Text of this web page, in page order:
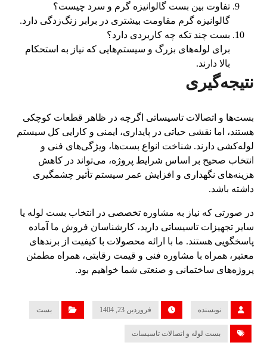
تفاوت بین بست گالوانیزه گرم و سرد چیست؟
گالوانیزه گرم مقاومت بیشتری در برابر زنگ‌زدگی دارد.
بست چند تکه چه کاربردی دارد؟
برای لوله‌های بزرگ و سیستم‌هایی که نیاز به استحکام
بالا دارند.
نتیجه‌گیری
بست‌ها و اتصالات تاسیساتی اگرچه در ظاهر قطعات کوچکی
هستند، اما نقشی حیاتی در پایداری، ایمنی و کارایی کل سیستم
لوله‌کشی دارند. شناخت انواع بست‌ها، ویژگی‌های فنی و
انتخاب صحیح بر اساس شرایط پروژه، می‌تواند در کاهش
هزینه‌های نگهداری و افزایش عمر سیستم تأثیر چشمگیری
داشته باشد.
در صورتی که نیاز به مشاوره تخصصی در انتخاب بست لوله یا
سایر تجهیزات تاسیساتی دارید، کارشناسان فروش ما آماده
پاسخگویی هستند. ما با ارائه محصولات با کیفیت از برندهای
معتبر، همراه با مشاوره فنی و قیمت رقابتی، همراه مطمئن
پروژه‌های ساختمانی و صنعتی شما خواهیم بود.
نویسنده فروردین 23, 1404 بست
بست لوله و اتصالات تاسیسات